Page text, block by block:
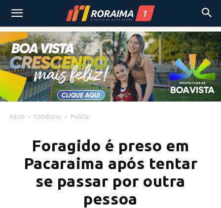
Início Cotidiano Polícia
Foragido é preso em
Pacaraima após tentar
se passar por outra
pessoa